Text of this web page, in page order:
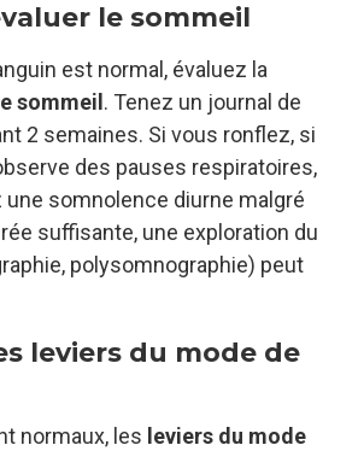
le sommeil
est normal, évaluez la
sommeil . Tenez un journal de
2 semaines. Si vous ronflez, si
des pauses respiratoires,
une somnolence diurne malgré
suffisante, une exploration du
polysomnographie) peut
leviers du mode de
normaux, les leviers du mode